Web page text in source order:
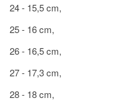
24 - 15,5 cm,
25 - 16 cm,
26 - 16,5 cm,
27 - 17,3 cm,
28 - 18 cm,